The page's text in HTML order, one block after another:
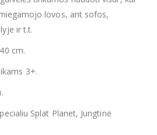
lovos, ant sofos,
ir t.t.
cm.
3+.
Splat Planet, Jungtinė